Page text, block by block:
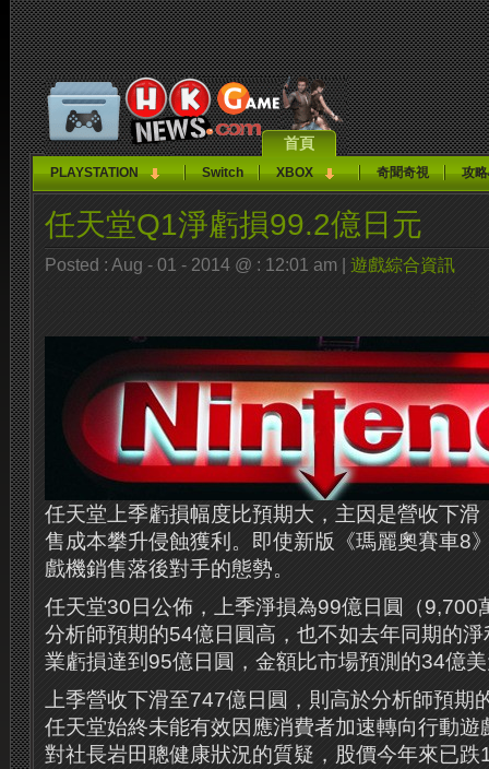
首頁
PLAYSTATION Switch XBOX 奇聞奇視 攻
任天堂Q1淨虧損99.2億日元
Posted : Aug - 01 - 2014 @ : 12:01 am | 遊戲綜合資訊
任天堂上季虧損幅度比預期大，主因是營收下滑
售成本攀升侵蝕獲利。即使新版《瑪麗奧賽車8
戲機銷售落後對手的態勢。
任天堂30日公佈，上季淨損為99億日圓（9,700
分析師預期的54億日圓高，也不如去年同期的
業虧損達到95億日圓，金額比市場預測的34億
上季營收下滑至747億日圓，則高於分析師預期
任天堂始終未能有效因應消費者加速轉向行動遊
對社長岩田聰健康狀況的質疑，股價今年來已